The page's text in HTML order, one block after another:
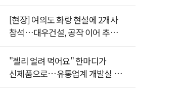
울산 23˚C
[현장] 여의도 화랑 현설에 2개사
참석…대우건설, 공작 이어 추가
"젤리 얼려 먹어요" 한마디가
신제품으로…유통업계 개발실 된